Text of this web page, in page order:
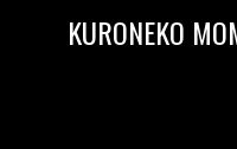
KURONEKO